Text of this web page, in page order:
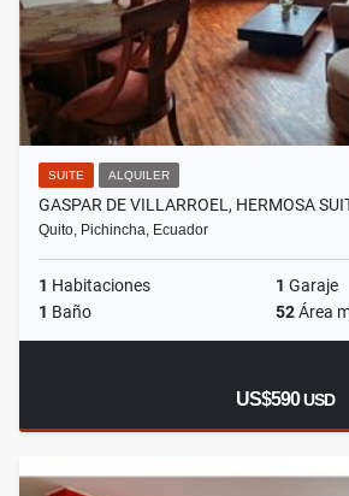
SUITE ALQUILER
GASPAR DE VILLARROEL, HERMOSA
Quito, Pichincha, Ecuador
1 Habitaciones 1 Garaje
1 Baño 52Área
US$590USD